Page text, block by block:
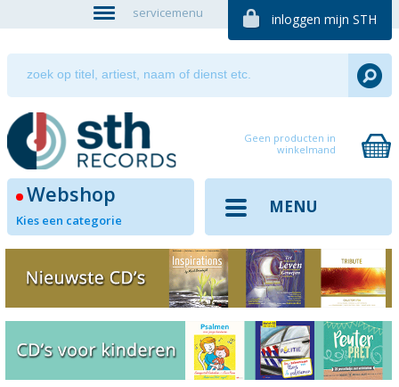
servicemenu inloggen mijn STH
Geen producten in
winkelmand
Webshop
Kies een categorie
MENU